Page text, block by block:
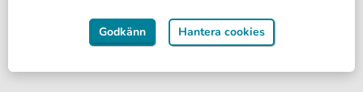
söndag
17 196:-
2 Vuxna, 0 Barn
måndag
14 996:-
2 Vuxna, 0 Barn
torsdag
fr.Från
2 Vuxna, 0 Barn
Godkänn Hantera cookies